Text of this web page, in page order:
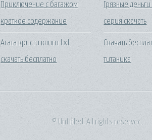
Приключение с багажом
краткое содержание
Агата кристи книги txt
скачать бесплатно
Грязные
серия скачать
Скачать
титаника
© Untitled. All rights reserved.